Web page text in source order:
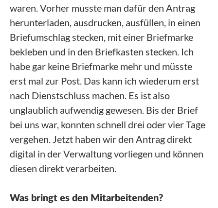
waren. Vorher musste man dafür den Antrag
herunterladen, ausdrucken, ausfüllen, in einen
Briefumschlag stecken, mit einer Briefmarke
bekleben und in den Briefkasten stecken. Ich
habe gar keine Briefmarke mehr und müsste
erst mal zur Post. Das kann ich wiederum erst
nach Dienstschluss machen. Es ist also
unglaublich aufwendig gewesen. Bis der Brief
bei uns war, konnten schnell drei oder vier Tage
vergehen. Jetzt haben wir den Antrag direkt
digital in der Verwaltung vorliegen und können
diesen direkt verarbeiten.
Was bringt es den Mitarbeitenden?